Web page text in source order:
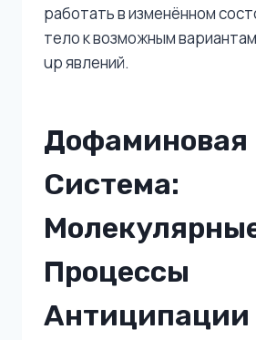
работать в изменённом
тело к возможным
up явлений.
Дофаминовая
Система:
Процессы
Антиципации